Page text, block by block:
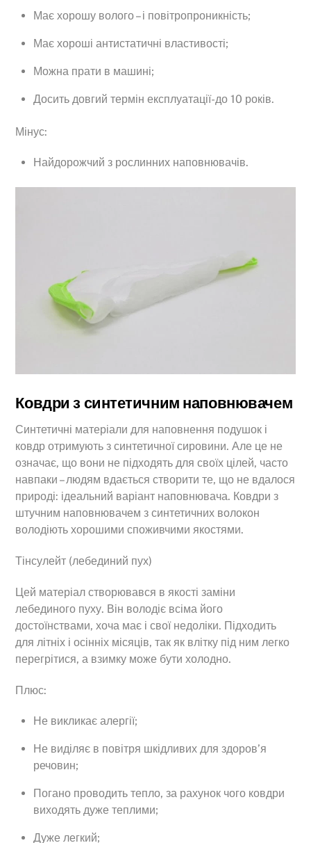
Має хорошу волого – і повітропроникність;
Має хороші антистатичні властивості;
Можна прати в машині;
Досить довгий термін експлуатації-до 10 років.
Мінус:
Найдорожчий з рослинних наповнювачів.
Ковдри з синтетичним наповнювачем
Синтетичні матеріали для наповнення подушок і
ковдр отримують з синтетичної сировини. Але це не
означає, що вони не підходять для своїх цілей, часто
навпаки – людям вдається створити те, що не вдалося
природі: ідеальний варіант наповнювача. Ковдри з
штучним наповнювачем з синтетичних волокон
володіють хорошими споживчими якостями.
Тінсулейт (лебединий пух)
Цей матеріал створювався в якості заміни
лебединого пуху. Він володіє всіма його
достоїнствами, хоча має і свої недоліки. Підходить
для літніх і осінніх місяців, так як влітку під ним легко
перегрітися, а взимку може бути холодно.
Плюс:
Не викликає алергії;
Не виділяє в повітря шкідливих для здоров’я
речовин;
Погано проводить тепло, за рахунок чого ковдри
виходять дуже теплими;
Дуже легкий;